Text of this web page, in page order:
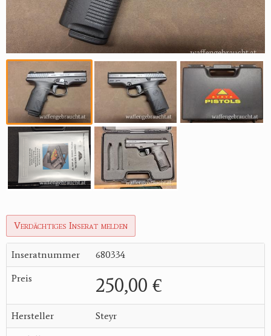
Verdächtiges Inserat melden
Inseratnummer 680334
Preis 250,00 €
Hersteller Steyr